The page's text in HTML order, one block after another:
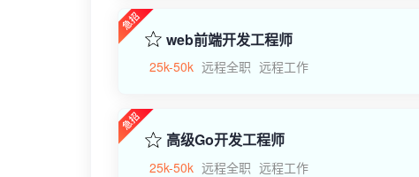
web前端开发工程师
25k-50k 远程全职 远程工作
高级Go开发工程师
25k-50k 远程全职 远程工作